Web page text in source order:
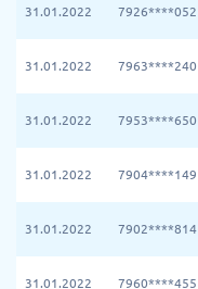
31.01.2022 7926****052
31.01.2022 7963****240
31.01.2022 7953****650
31.01.2022 7904****149
31.01.2022 7902****814
31.01.2022 7960****455